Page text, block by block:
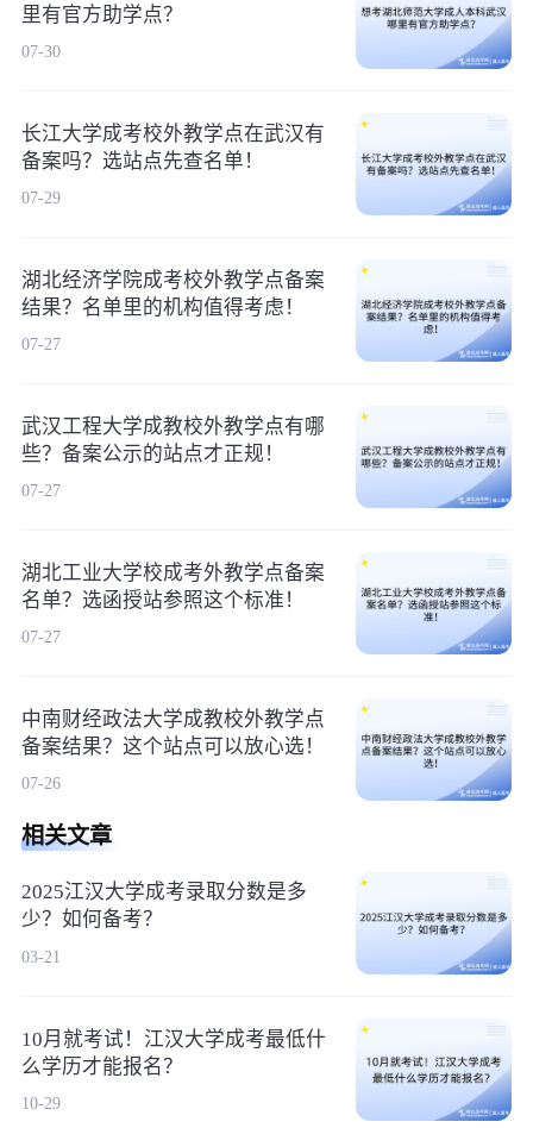
里有官方助学点？
07-30
长江大学成考校外教学点在武汉有
备案吗？选站点先查名单！
07-29
湖北经济学院成考校外教学点备案
结果？名单里的机构值得考虑！
07-27
武汉工程大学成教校外教学点有哪
些？备案公示的站点才正规！
07-27
湖北工业大学校成考外教学点备案
名单？选函授站参照这个标准！
07-27
中南财经政法大学成教校外教学点
备案结果？这个站点可以放心选！
07-26
相关文章
2025江汉大学成考录取分数是多
少？如何备考？
03-21
10月就考试！江汉大学成考最低什
么学历才能报名？
10-29